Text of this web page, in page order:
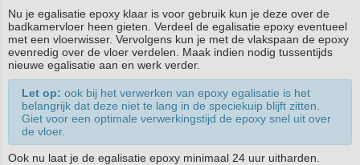
Nu je egalisatie epoxy klaar is voor gebruik kun je deze over de
badkamervloer heen gieten. Verdeel de egalisatie epoxy eventueel
met een vloerwisser. Vervolgens kun je met de vlakspaan de epoxy
evenredig over de vloer verdelen. Maak indien nodig tussentijds
nieuwe egalisatie aan en werk verder.
Let op: ook bij het verwerken van epoxy egalisatie is het
belangrijk dat deze niet te lang in de speciekuip blijft zitten.
Giet voor een optimale verwerkingstijd de epoxy snel uit over
de vloer.
Ook nu laat je de egalisatie epoxy minimaal 24 uur uitharden.